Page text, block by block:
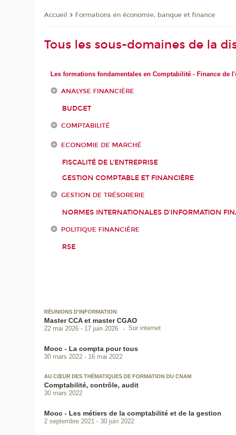
Accueil Formations en économie, banque et finance
Tous les sous-domaines de la
Les formations fondamentales en Comptabilité - Finance de
ANALYSE FINANCIÈRE
BUDGET
COMPTABILITÉ
ECONOMIE DE MARCHÉ
FISCALITÉ DE L'ENTREPRISE
GESTION COMPTABLE ET FINANCIÈRE
GESTION DE TRÉSORERIE
NORMES INTERNATIONALES D'INFORMATION
POLITIQUE FINANCIÈRE
RSE
RÉUNIONS D'INFORMATION
Master CCA et master CGAO
22 mai 2026 17 juin 2026 Sur internet
Mooc - La compta pour tous
30 mars 2022 16 mai 2022
AU CŒUR DES THÉMATIQUES DE FORMATION DU CNAM
Comptabilité, contrôle, audit
30 mars 2022
Mooc - Les métiers de la comptabilité et de la gestion
2 septembre 2021 30 juin 2022